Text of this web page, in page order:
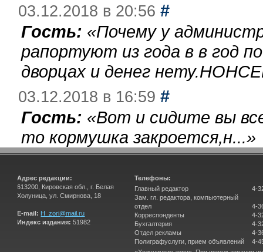
03.12.2018 в 20:56 #
Гость: «Почему у
рапортуют из года в в год
дворцах и денег
03.12.2018 в 16:59 #
Гость: «Вот и сидите вы
то кормушка закроется,н...»
Адрес редакции:
613200, Кировская обл., г. Белая
Холуница, ул. Смирнова, 18
E-mail: H_zori@mail.ru
Индекс издания: 51982
Телефоны:
Главный редактор
Зам. гл. редактора, компьютерный
отдел
Корреспонденты
Бухгалтерия
Отдел рекламы
Полиграфуслуги, прием объявлений
4-
4-
4-
4-
4-
4-